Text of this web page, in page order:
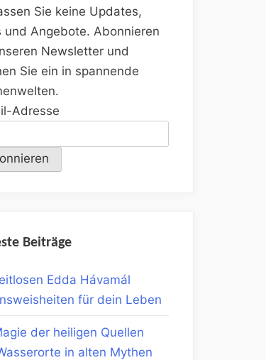
Sie keine Updates,
und Angebote. Abonnieren
Newsletter und
Sie ein in spannende
Adresse
Beiträge
Edda Hávamál
für dein Leben
der heiligen Quellen
in alten Mythen